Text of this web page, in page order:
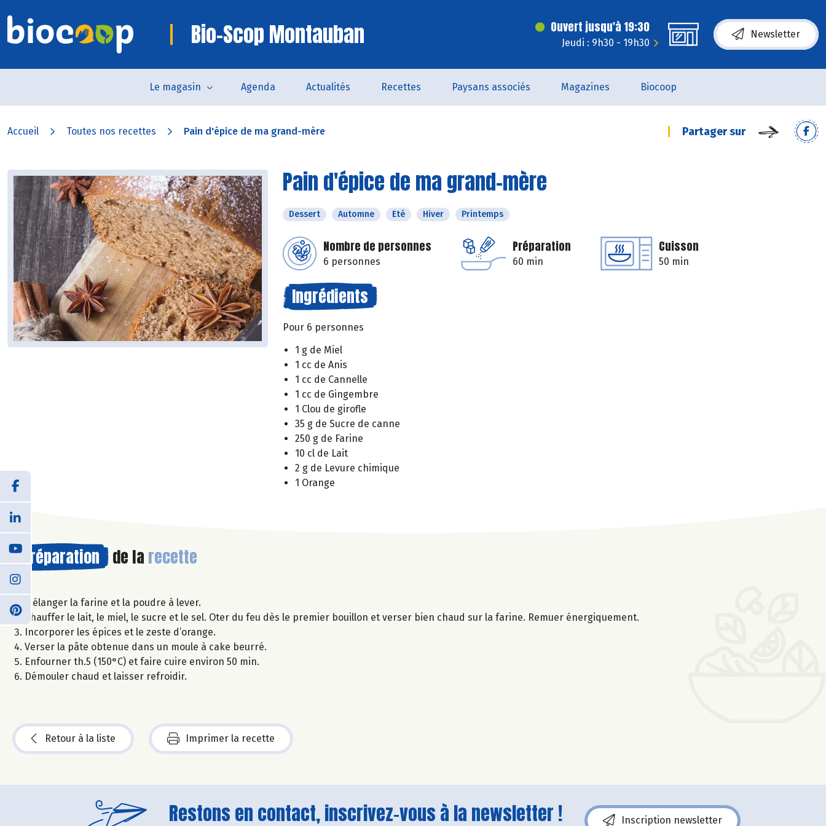
Bio-Scop Montauban Ouvert jusqu'à 19:30
Jeudi : 9h30 - 19h30
Newsletter
Le magasin Agenda Actualités Recettes Paysans associés Magazines Biocoop
Accueil Toutes nos recettes Pain d'épice de ma grand-mère Partager sur
Pain d'épice de ma grand-mère
Dessert Automne Eté Hiver Printemps
Nombre de personnes
6 personnes
Préparation
60 min
Cuisson
50 min
Ingrédients
Pour 6 personnes
1 g de Miel
1 cc de Anis
1 cc de Cannelle
1 cc de Gingembre
1 Clou de girofle
35 g de Sucre de canne
250 g de Farine
10 cl de Lait
2 g de Levure chimique
1 Orange
Préparation de la recette
Mélanger la farine et la poudre à lever.
Chauffer le lait, le miel, le sucre et le sel. Oter du feu dès le premier bouillon et verser bien chaud sur la farine. Remuer énergiquement.
Incorporer les épices et le zeste d’orange.
Verser la pâte obtenue dans un moule à cake beurré.
Enfourner th.5 (150°C) et faire cuire environ 50 min.
Démouler chaud et laisser refroidir.
Retour à la liste Imprimer la recette
Restons en contact, inscrivez-vous à la newsletter ! Inscription newsletter